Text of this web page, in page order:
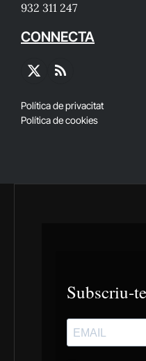
932 311 247
CONNECTA
X
RSS
Política de privacitat
Política de cookies